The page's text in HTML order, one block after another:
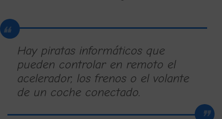
Hay piratas informáticos que
pueden controlar en remoto el
acelerador, los frenos o el volante
de un coche conectado.